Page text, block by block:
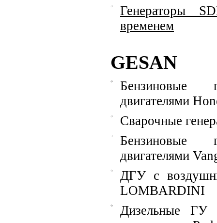
Генераторы
временем
GESAN
Бензиновые
двигателями
Сварочные
Бензиновые
двигателями
ДГУ с
LOMBARDINI
Дизельные ГУ